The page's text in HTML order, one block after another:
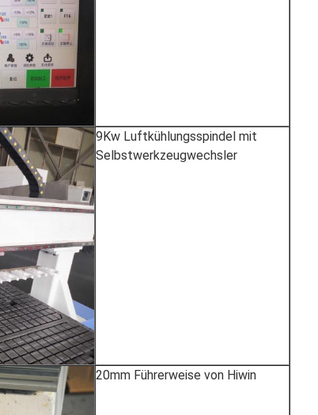
9Kw Luftkühlungsspindel mit
Selbstwerkzeugwechsler
20mm Führerweise von Hiwin